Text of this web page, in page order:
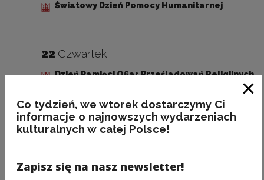
Światowy Dzień Pomocy Humanitarnej
22 Czwartek
Dzień Pamięci Ofiar Prześladowań Religijnych
23Piątek
Co tydzień, we wtorek dostarczymy Ci
informacje o najnowszych wydarzeniach
kulturalnych w całej Polsce!
Zapisz się na nasz newsletter!